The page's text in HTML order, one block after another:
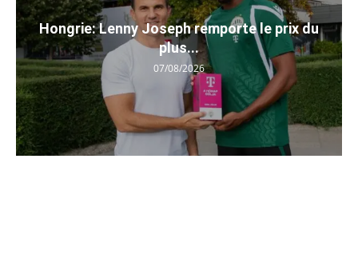
Hongrie: Lenny Joseph remporte le prix du
plus...
07/08/2026